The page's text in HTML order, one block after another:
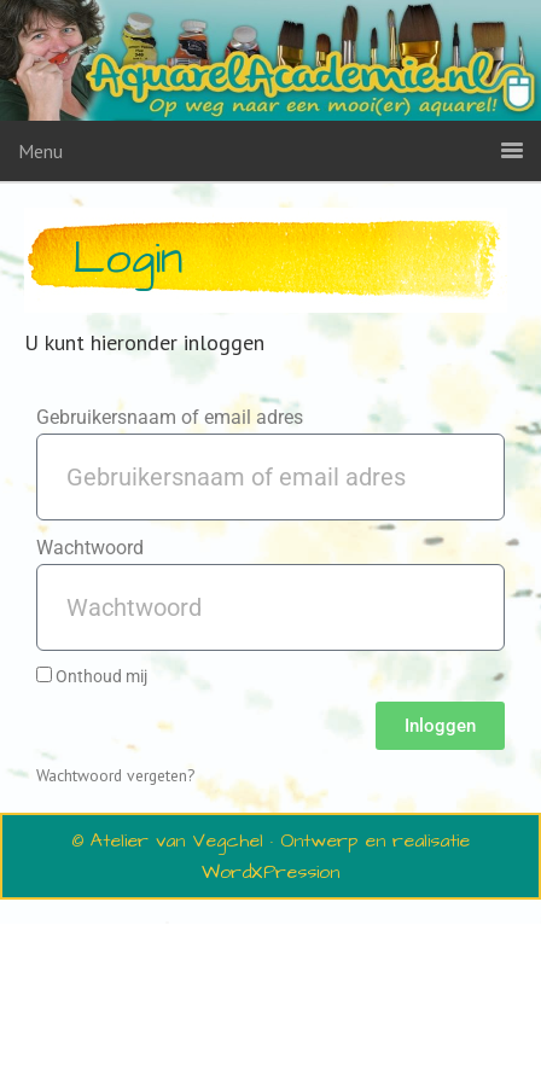
Menu
Login
U kunt hieronder inloggen
Gebruikersnaam of email adres
Wachtwoord
Onthoud mij
Inloggen
Wachtwoord vergeten?
© Atelier van Vegchel · Ontwerp en realisatie
WordXPression